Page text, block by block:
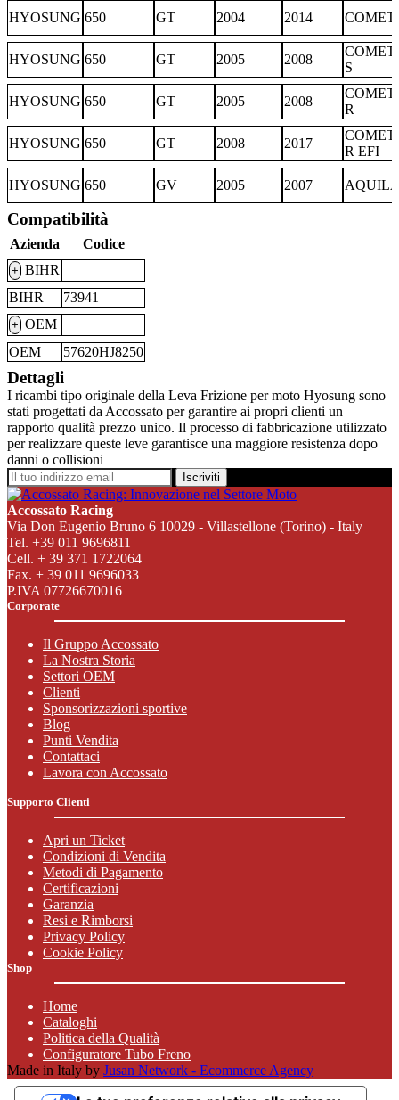
HYOSUNG 650 GT 2004 2014 COMET
HYOSUNG 650 GT 2005 2008
COMET
S
HYOSUNG 650 GT 2005 2008
COMET
R
HYOSUNG 650 GT 2008 2017
COMET
R EFI
HYOSUNG 650 GV 2005 2007
Compatibilità
Azienda Codice
+ BIHR
BIHR
73941
+ OEM
OEM
57620HJ8250
Dettagli
I ricambi tipo originale della Leva Frizione per moto Hyosung sono
stati progettati da Accossato per garantire ai propri clienti un
rapporto qualità prezzo unico. Il processo di fabbricazione utilizzato
per realizzare queste leve garantisce una maggiore resistenza dopo
danni o collisioni
Iscriviti
Accossato Racing
Via Don Eugenio Bruno 6 10029 - Villastellone (Torino) - Italy
Tel. +39 011 9696811
Cell. + 39 371 1722064
Fax. + 39 011 9696033
P.IVA 07726670016
Corporate
Il Gruppo Accossato
La Nostra Storia
Settori OEM
Clienti
Sponsorizzazioni sportive
Blog
Punti Vendita
Contattaci
Lavora con Accossato
Supporto Clienti
Apri un Ticket
Condizioni di Vendita
Metodi di Pagamento
Certificazioni
Garanzia
Resi e Rimborsi
Privacy Policy
Cookie Policy
Shop
Home
Cataloghi
Politica della Qualità
Configuratore Tubo Freno
Made in Italy by Jusan Network - Ecommerce Agency